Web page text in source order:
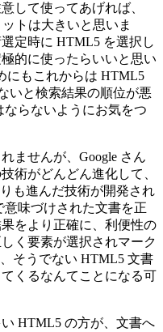
して使ってあげれば、
トは大きいと思いま
定時に HTML5 を選択し
的に使ったらいいと思い
にもこれからは HTML5
いと検索結果の順位が悪
ならないようにお気をつ
ませんが、Google さん
術がどんどん進化して、
も進んだ技術が開発され
味づけされた文書を正
をより正確に、利便性の
く要素が選択されマーク
そうでない HTML5 文書
くるなんてことになる可
HTML5 の方が、文書へ